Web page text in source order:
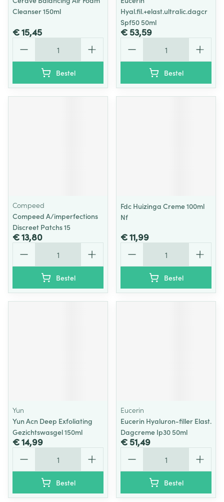
Cleanser 150ml
€ 15,45
Bestel
Hyal.fil.+elast.ultralic.dagcr
Spf50 50ml
€ 53,59
Bestel
Compeed
Compeed A/imperfections
Discreet Patchs 15
€ 13,80
Bestel
Fdc Huizinga Creme 100ml
Nf
€ 11,99
Bestel
Yun
Yun Acn Deep Exfoliating
Gezichtswasgel 150ml
€ 14,99
Bestel
Eucerin
Eucerin Hyaluron-filler Elast.
Dagcreme Ip30 50ml
€ 51,49
Bestel